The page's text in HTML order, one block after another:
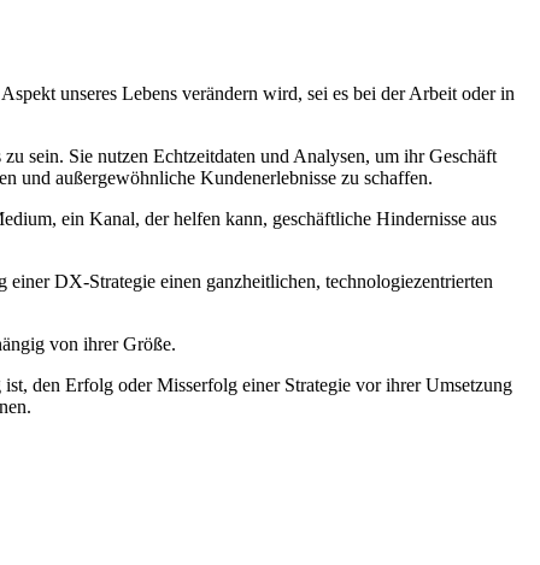
unseres Lebens verändern wird, sei es bei der Arbeit oder in
sein. Sie nutzen Echtzeitdaten und Analysen, um ihr Geschäft
und außergewöhnliche Kundenerlebnisse zu schaffen.
ein Kanal, der helfen kann, geschäftliche Hindernisse aus
DX-Strategie einen ganzheitlichen, technologiezentrierten
von ihrer Größe.
den Erfolg oder Misserfolg einer Strategie vor ihrer Umsetzung